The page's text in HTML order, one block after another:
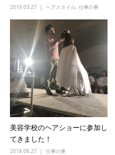
2019.03.27 ヘアスタイル, 仕事の事
美容学校のヘアショーに参加し
てきました！
2018.08.27 仕事の事